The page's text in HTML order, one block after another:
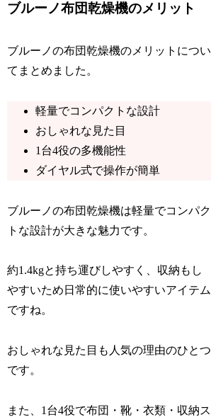
ブルーノ布団乾燥機のメリット
ブルーノの布団乾燥機のメリットについ
てまとめました。
軽量でコンパクトな設計
おしゃれな見た目
1台4役の多機能性
ダイヤル式で操作が簡単
ブルーノの布団乾燥機は軽量でコンパク
トな設計が大きな魅力です。
約1.4kgと持ち運びしやすく、収納もし
やすいため日常的に使いやすいアイテム
ですね。
おしゃれな見た目も人気の理由のひとつ
です。
また、1台4役で布団・靴・衣類・収納ス